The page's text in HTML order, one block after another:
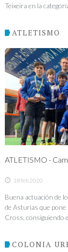
Teixeira en la
ATLETISMO
ATLETISMO -
18 feb 2020
Buena actuación de
de Asturias que pone
Cross, consiguiendo
COLONIA